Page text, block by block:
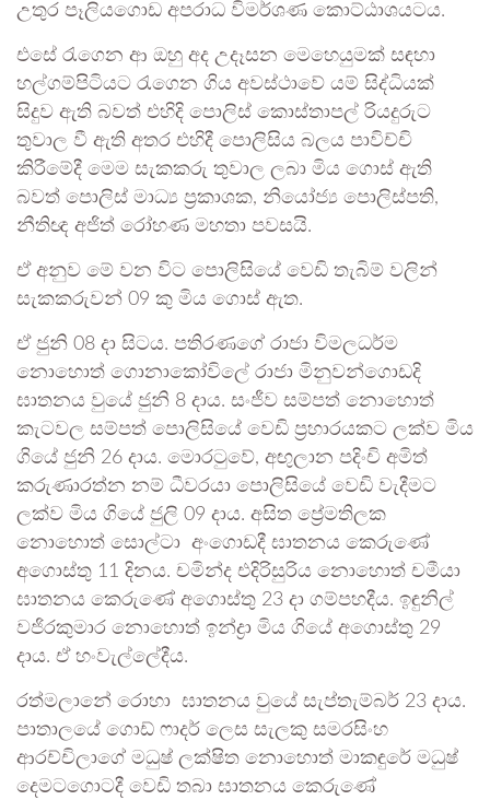
උතුර පෑලියගොඩ අපරාධ විමර්ශණ කොට්ඨාශයටය.
එසේ රැගෙන ආ ඔහු අද උදෑසන මෙහෙයුමක් සඳහා
හල්ගම්පිටියට රැගෙන ගිය අවස්ථාවේ යම් සිද්ධියක්
සිදුව ඇති බවත් එහිදි පොලිස් කොස්තාපල් රියදුරුට
තුවාල වී ඇති අතර එහිදී පොලිසිය බලය පාවිච්චි
කිරීමේදී මෙම සැකකරු තුවාල ලබා මිය ගොස් ඇති
බවත් පොලිස් මාධ්‍ය ප්‍රකාශක, නියෝජ්‍ය පොලිස්පති,
නීතිඥ අජිත් රෝහණ මහතා පවසයි.
ඒ අනුව මේ වන විට පොලිසියේ වෙඩි තැබිම් වලින්
සැකකරුවන් 09 කු මිය ගොස් ඇත.
ඒ ජුනි 08 දා සිටය. පතිරණගේ රාජා විමලධර්ම
නොහොත් ගොනාකෝවිලේ රාජා මිනුවන්ගොඩදි
ඝාතනය වුයේ ජුනි 8 දාය. සංජීව සම්පත් නොහොත්
කැටවල සම්පත් පොලිසියේ වෙඩි ප්‍රහාරයකට ලක්ව මිය
ගියේ ජුනි 26 දාය. මොරටුවේ, අඟුලාන පදිංචි අමිත්
කරුණාරත්න නම් ධීවරයා පොලිසියේ වෙඩි වැදීමට
ලක්ව මිය ගියේ ජුලි 09 දාය. අසිත ප්‍රේමතිලක
නොහොත් සොල්ටා අංගොඩදී ඝාතනය කෙරුණේ
අගොස්තු 11 දිනය. චමින්ද එදිරිසුරිය නොහොත් චමීයා
ඝාතනය කෙරුණේ අගොස්තු 23 දා ගම්පහදීය. ඉඳුනිල්
වජිරකුමාර නොහොත් ඉන්ද්‍රා මිය ගියේ අගොස්තු 29
දාය. ඒ හංවැල්ලේදීය.
රත්මලානේ රොහා ඝාතනය වුයේ සැප්තැම්බර් 23 දාය.
පාතාලයේ ගොඩ් ෆාදර් ලෙස සැලකු සමරසිංහ
ආරච්චිලාගේ මධුෂ් ලක්ෂිත නොහොත් මාකඳුරේ මධුෂ්
දෙමටගොටදී වෙඩි තබා ඝාතනය කෙරුණේ